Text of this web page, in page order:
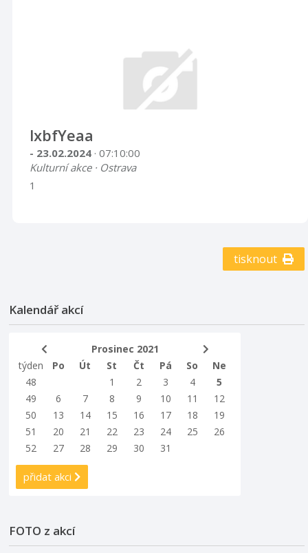
lxbfYeaa
- 23.02.2024 · 07:10:00
Kulturní akce · Ostrava
1
tisknout
Kalendář akcí
Prosinec 2021
týden
Po Út St Čt Pá So
Ne
48
1 2 3 4
5
49
6 7 8 9 10 11
12
50
13 14 15 16 17 18
19
51
20 21 22 23 24 25
26
52
27 28 29 30 31
přidat akci
FOTO z akcí